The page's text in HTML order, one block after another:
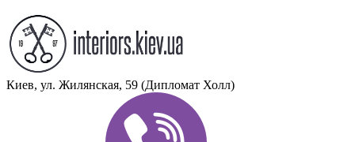
Киев, ул. Жилянская, 59 (Дипломат Холл)